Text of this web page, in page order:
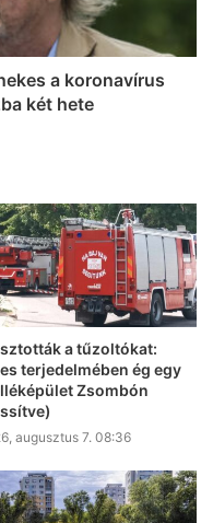
a koronavírus
két hete
a tűzoltókat:
terjedelmében ég egy
Zsombón
augusztus 7. 08:36